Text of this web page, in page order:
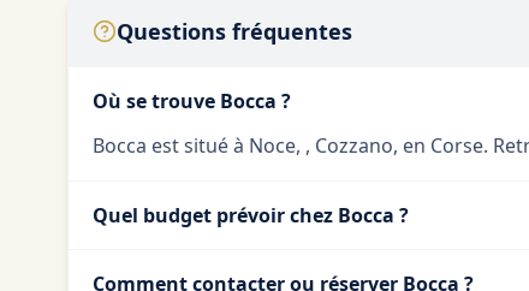
Questions fréquentes
Où se trouve Bocca ?
Bocca est situé à Noce, , Cozzano, en Corse.
Quel budget prévoir chez Bocca ?
Comment contacter ou réserver Bocca ?